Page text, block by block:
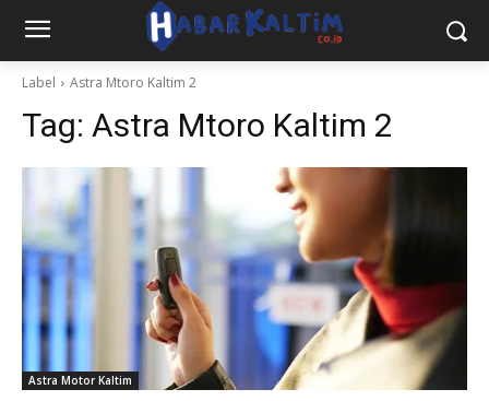
Label Astra Mtoro Kaltim 2
Tag: Astra Mtoro Kaltim 2
Astra Motor Kaltim